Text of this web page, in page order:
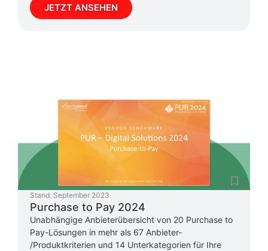
JETZT ANSEHEN
Stand: September 2023
Purchase to Pay 2024
Unabhängige Anbieterübersicht von 20 Purchase to
Pay-Lösungen in mehr als 67 Anbieter-
/Produktkriterien und 14 Unterkategorien für Ihre